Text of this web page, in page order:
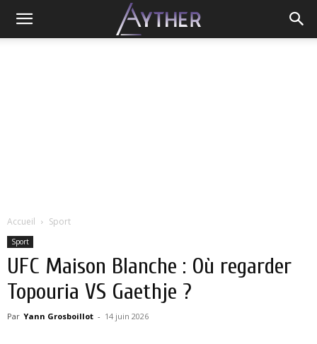
Accueil Sport
Sport
UFC Maison Blanche : Où regarder
Topouria VS Gaethje ?
Par Yann Grosboillot - 14 juin 2026